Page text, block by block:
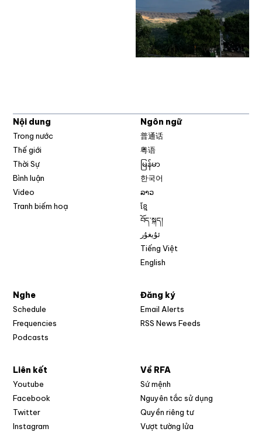
Nội dung
Trong nước
Thế giới
Thời Sự
Bình luận
Video
Tranh biếm hoạ
Ngôn ngữ
普通话
粤语
မြန်မာ
한국어
ລາວ
ខ្មែ
བོད་སྐད།
ئۇيغۇر
Tiếng Việt
English
Nghe
Schedule
Frequencies
Podcasts
Đăng ký
Email Alerts
RSS News Feeds
Liên kết
Youtube
Facebook
Twitter
Instagram
Về RFA
Sứ mệnh
Nguyên tắc sử dụng
Quyền riêng tư
Vượt tường lửa